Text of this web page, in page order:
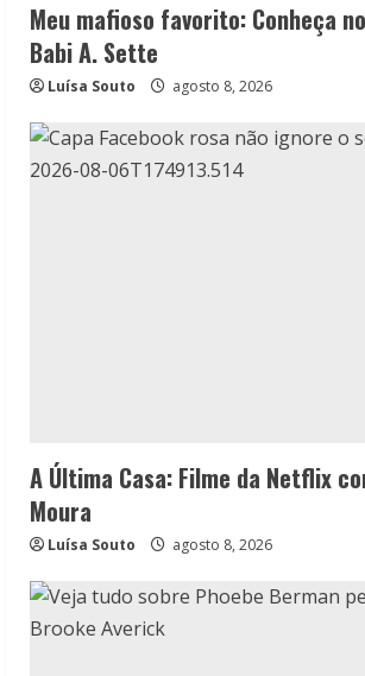
Meu mafioso favorito: Conheça
Babi A. Sette
Luísa Souto agosto 8, 2026
A Última Casa: Filme da Netflix
Moura
Luísa Souto agosto 8, 2026